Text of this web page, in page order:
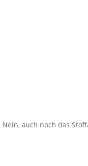
Nein, auch noch das